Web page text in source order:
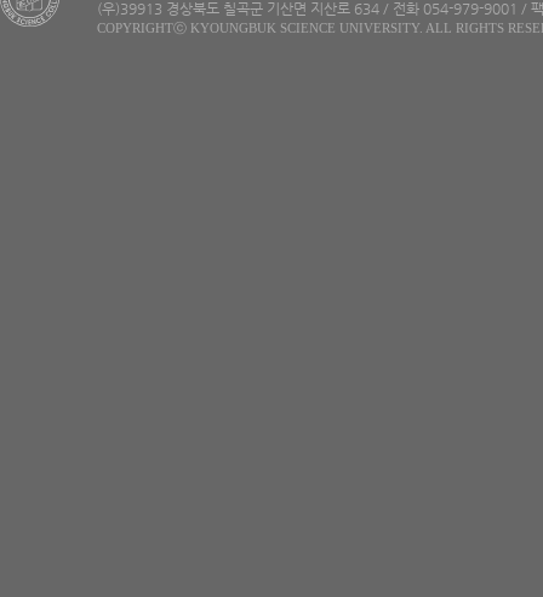
(우)39913 경상북도 칠곡군 기산면 지산로 634 / 전화 054-979-9001 /
COPYRIGHTⓒ KYOUNGBUK SCIENCE UNIVERSITY. ALL RIGHTS